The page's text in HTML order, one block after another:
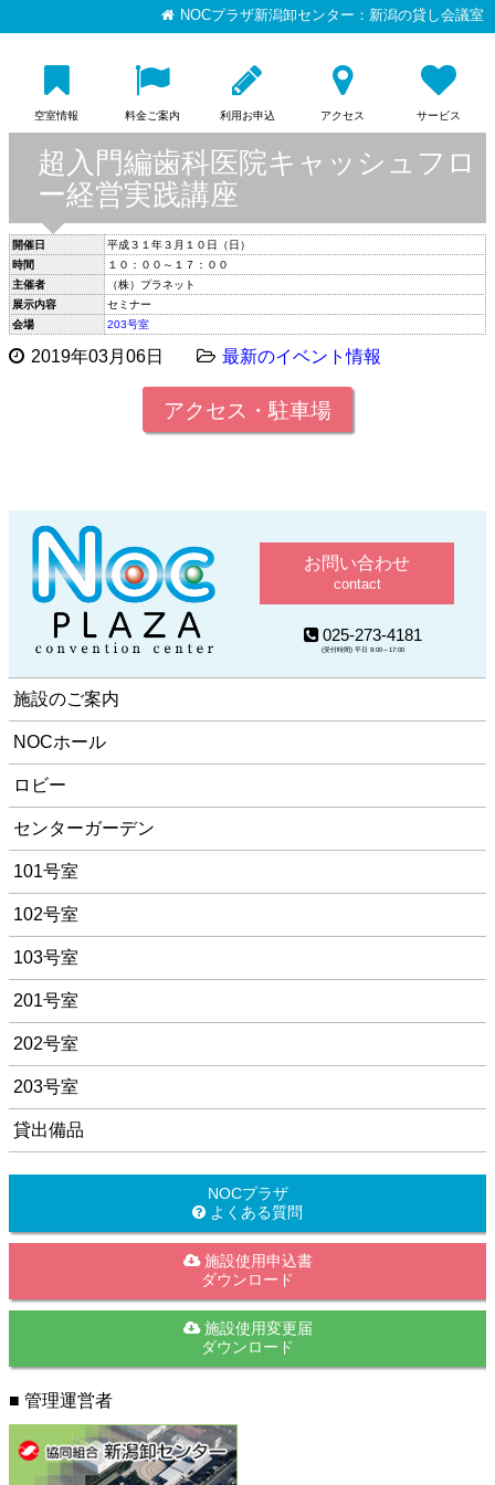
NOCプラザ新潟卸センター：新潟の貸し会議室
空室情報 料金ご案内 利用お申込 アクセス サービス
超入門編歯科医院キャッシュフロ
ー経営実践講座
開催日
平成３１年３月１０日（日）
時間
１０：００～１７：００
主催者
（株）プラネット
展示内容
セミナー
会場
203号室
2019年03月06日 最新のイベント情報
アクセス・駐車場
お問い合わせ
contact
025-273-4181
(受付時間) 平日 9:00～17:00
施設のご案内
NOCホール
ロビー
センターガーデン
101号室
102号室
103号室
201号室
202号室
203号室
貸出備品
NOCプラザ
よくある質問
施設使用申込書
ダウンロード
施設使用変更届
ダウンロード
■ 管理運営者